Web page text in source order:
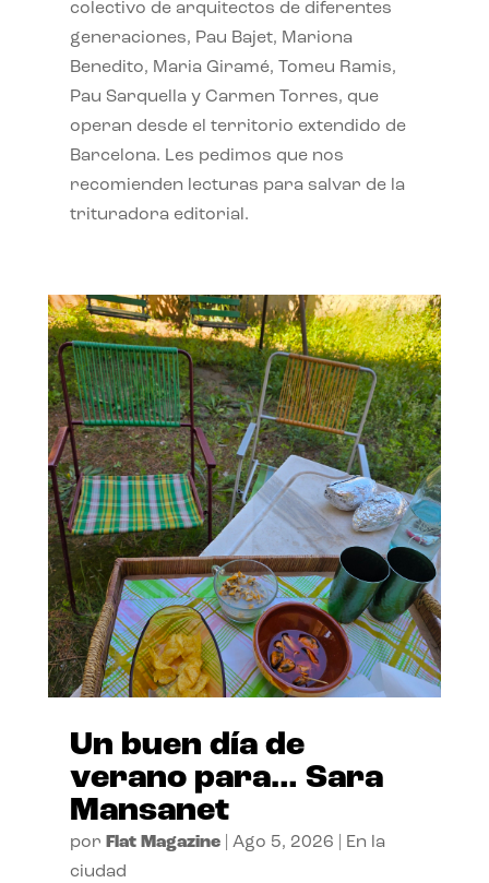
colectivo de arquitectos de diferentes
generaciones, Pau Bajet, Mariona
Benedito, Maria Giramé, Tomeu Ramis,
Pau Sarquella y Carmen Torres, que
operan desde el territorio extendido de
Barcelona. Les pedimos que nos
recomienden lecturas para salvar de la
trituradora editorial.
Un buen día de
verano para… Sara
Mansanet
por Flat Magazine| Ago 5, 2026
En la
ciudad